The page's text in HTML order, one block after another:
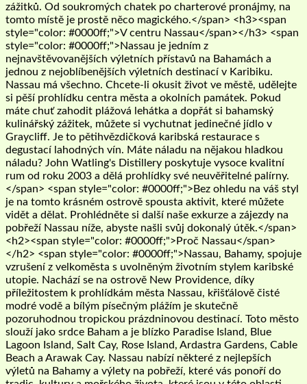
zážitků. Od soukromých chatek po charterové pronájmy, na
tomto místě je prostě něco magického.</span> <h3><span
style="color: #0000ff;">V centru Nassau</span></h3> <span
style="color: #0000ff;">Nassau je jedním z
nejnavštěvovanějších výletních přístavů na Bahamách a
jednou z nejoblíbenějších výletních destinací v Karibiku.
Nassau má všechno. Chcete-li okusit život ve městě, udělejte
si pěší prohlídku centra města a okolních památek. Pokud
máte chuť zahodit plážová lehátka a dopřát si bahamský
kulinářský zážitek, můžete si vychutnat jedinečné jídlo v
Graycliff. Je to pětihvězdičková karibská restaurace s
degustací lahodných vín. Máte náladu na nějakou hladkou
náladu? John Watling's Distillery poskytuje vysoce kvalitní
rum od roku 2003 a dělá prohlídky své neuvěřitelné palírny.
</span> <span style="color: #0000ff;">Bez ohledu na váš styl
je na tomto krásném ostrově spousta aktivit, které můžete
vidět a dělat. Prohlédněte si další naše exkurze a zájezdy na
pobřeží Nassau níže, abyste našli svůj dokonalý útěk.</span>
<h2><span style="color: #0000ff;">Proč Nassau</span>
</h2> <span style="color: #0000ff;">Nassau, Bahamy, spojuje
vzrušení z velkoměsta s uvolněným životním stylem karibské
utopie. Nachází se na ostrově New Providence, díky
příležitostem k prohlídkám města Nassau, křišťálově čisté
modré vodě a bílým písečným plážím je skutečně
pozoruhodnou tropickou prázdninovou destinací. Toto město
slouží jako srdce Baham a je blízko Paradise Island, Blue
Lagoon Island, Salt Cay, Rose Island, Ardastra Gardens, Cable
Beach a Arawak Cay. Nassau nabízí některé z nejlepších
výletů na Bahamy a výlety na pobřeží, které vás ponoří do